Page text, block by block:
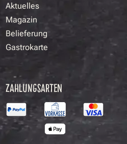
Aktuelles
Magazin
Belieferung
Gastrokarte
ZAHLUNGSARTEN